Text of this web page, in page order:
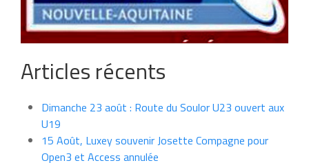
Articles récents
Dimanche 23 août : Route du Soulor U23 ouvert aux
U19
15 Août, Luxey souvenir Josette Compagne pour
Open3 et Access annulée